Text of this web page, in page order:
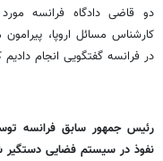
دو قاضی دادگاه فرانسه
کارشناس مسائل اروپا،
در فرانسه گفتگویی انجام
رئیس جمهور سابق فرانسه
نفوذ در سیستم فضایی دستگیر